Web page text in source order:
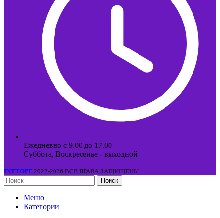
Ежедневно с 9.00 до 17.00
Суббота, Воскресенье - выходной
INTТОРГ 2022-2026 ВСЕ ПРАВА ЗАЩИЩЕНЫ.
Поиск
Меню
Категории